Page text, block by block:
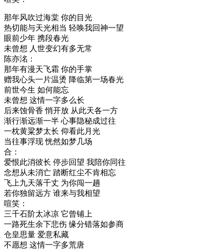
那年风吹过海棠 你的目光
热切能与天光相当 轻唤我回神一望
眼前少年 携段春光
未曾想 人世变幻有多无常
陈亦洺：
那年有漫天飞霜 你的手掌
赠我心头一片温烫 降临第一场春光
前世今生 如何能忘
未曾想 这情一字多么长
后来蚀骨香 悄开放 从此天各一方
渐行渐远渐一半 心事隐秘成过往
一枕黄粱梦太长 仰看此月光
当往事浮现 恍然如梦几场
合：
爱恨此消彼长 停步回望 我陪你同往
念想从未消亡 踏断红尘不肯相忘
飞上九天落千丈 为你闯一趟
若你独留远方 谁来与我相望
喧笑：
三千石阶太冰凉 它曾铺上
一路死生余下悲伤 缘分错落如参商
仓皇思量 爱意私藏
不愿想 这情一字多荒唐